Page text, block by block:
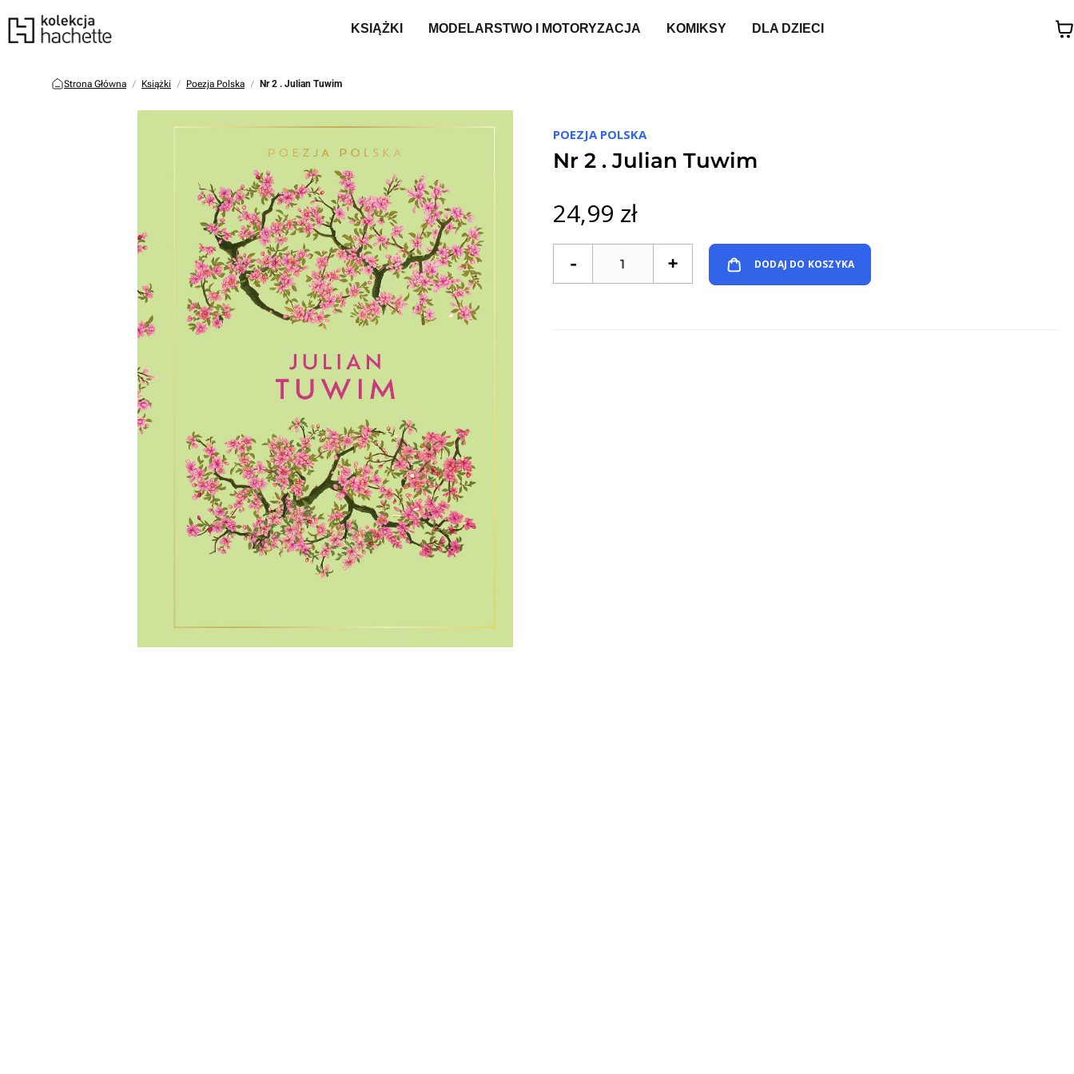
KSIĄŻKI MODELARSTWO I MOTORYZACJA KOMIKSY DLA DZIECI
Strona Główna Książki Poezja Polska Nr 2 . Julian Tuwim
POEZJA POLSKA
Nr 2 . Julian Tuwim
24,99 zł
- + DODAJ DO KOSZYKA